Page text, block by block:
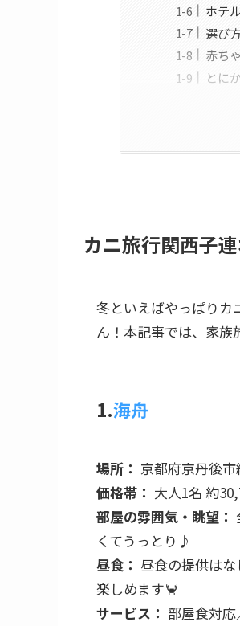
ホテ
選び
赤ち
とに
カニ旅行関西子
冬といえばやっぱりカ
ん！本記事では、家族
1.海舟
場所： 京都府京丹後
価格帯： 大人1名 約
部屋の雰囲気・眺望：
くてうっとり♪
昼食： 昼食の提供は
楽しめます🦀
サービス： 部屋食対